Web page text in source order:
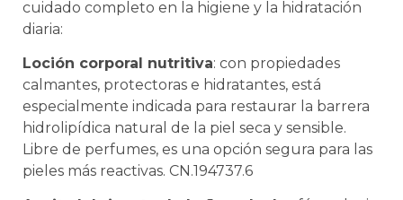
cuidado completo en la higiene y la hidratación
diaria:
Loción corporal nutritiva: con propiedades
calmantes, protectoras e hidratantes, está
especialmente indicada para restaurar la barrera
hidrolipídica natural de la piel seca y sensible.
Libre de perfumes, es una opción segura para las
pieles más reactivas. CN.194737.6